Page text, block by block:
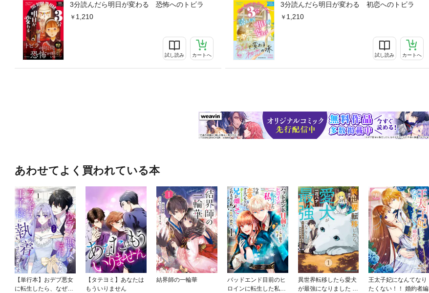
3分読んだら明日が変わる 恐怖へのトビラ
1,210
試し読み カートへ
3分読んだら明日が変わる 初恋へのトビラ
1,210
試し読み カートへ
あわせてよく買われている本
【単行本】おデブ悪女
に転生したら、なぜか
【タテヨミ】あなたは
もういりません
結界師の一輪華
バッドエンド目前のヒ
ロインに転生した私、
異世界転移したら愛犬
が最強になりました ～
王太子妃になんてなり
たくない！！ 婚約者編